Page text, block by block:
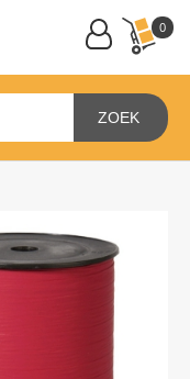
0
ZOEK